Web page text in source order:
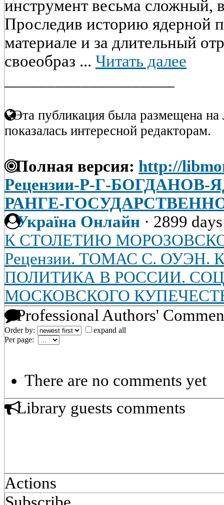
инструмент весьма сложный,
Проследив историю ядерной
материале и за длительный
своеобраз ... Читать далее
Эта публикация была размещена на
показалась интересной редакторам.
Полная версия: http://
Рецензии-Р-Г-
РАНГЕ-
Україна Онлайн · 2899
К СТОЛЕТИЮ
Рецензии. ТОМАС С.
ПОЛИТИКА В РОССИИ.
МОСКОВСКОГО
Professional Authors'
Order by:
expand all
Per page:
There are no comments yet
Library guests comments
Actions